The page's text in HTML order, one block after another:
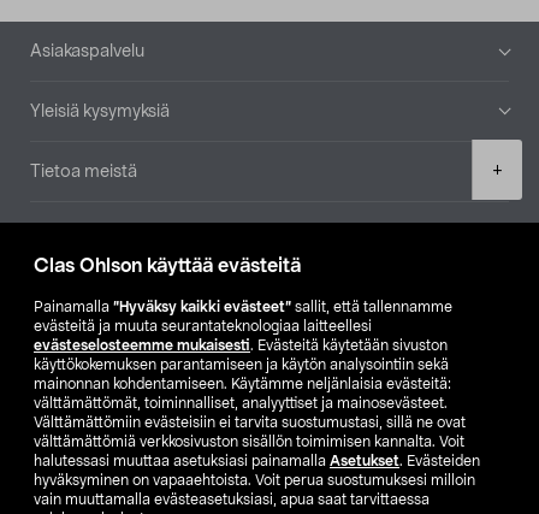
Clas Ohlson käyttää evästeitä
Painamalla ”Hyväksy kaikki evästeet” sallit, että tallennamme
evästeitä ja muuta seurantateknologiaa laitteellesi
evästeselosteemme mukaisesti. Evästeitä käytetään sivuston
käyttökokemuksen parantamiseen ja käytön analysointiin sekä
mainonnan kohdentamiseen. Käytämme neljänlaisia evästeitä:
välttämättömät, toiminnalliset, analyyttiset ja mainosevästeet.
Välttämättömiin evästeisiin ei tarvita suostumustasi, sillä ne ovat
välttämättömiä verkkosivuston sisällön toimimisen kannalta. Voit
halutessasi muuttaa asetuksiasi painamalla Asetukset. Evästeiden
hyväksyminen on vapaaehtoista. Voit perua suostumuksesi milloin
vain muuttamalla evästeasetuksiasi, apua saat tarvittaessa
+
Alatunniste
Asiakaspalvelu
Yleisiä kysymyksiä
Tietoa meistä
Etsi myymälä
SE NO FI
FI SV